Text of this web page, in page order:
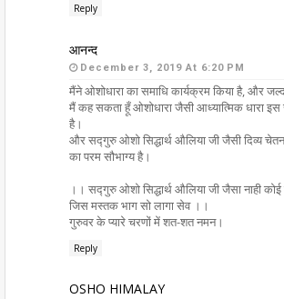
Reply
आनन्द
December 3, 2019 At 6:20 PM
मैंने ओशोधारा का समाधि कार्यक्रम किया है, और
मैं कह सकता हूँ ओशोधारा जैसी आध्यात्मिक धारा इस
है।
और सद्गुरु ओशो सिद्धार्थ औलिया जी जैसी दिव्य
का परम सौभाग्य है।
।। सद्गुरु ओशो सिद्धार्थ औलिया जी जैसा नाही
जिस मस्तक भाग सो लागा सेव ।।
गुरुवर के प्यारे चरणों में शत-शत नमन।
Reply
OSHO HIMALAY